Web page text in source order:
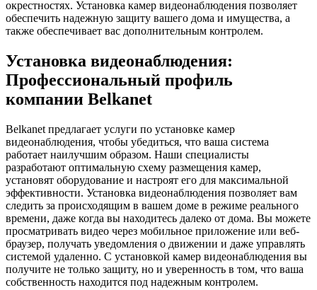
окрестностях. Установка камер видеонаблюдения позволяет
обеспечить надежную защиту вашего дома и имущества, а
также обеспечивает вас дополнительным контролем.
Установка видеонаблюдения:
Профессиональный профиль
компании Belkanet
Belkanet предлагает услуги по установке камер
видеонаблюдения, чтобы убедиться, что ваша система
работает наилучшим образом. Наши специалисты
разработают оптимальную схему размещения камер,
установят оборудование и настроят его для максимальной
эффективности. Установка видеонаблюдения позволяет вам
следить за происходящим в вашем доме в режиме реального
времени, даже когда вы находитесь далеко от дома. Вы можете
просматривать видео через мобильное приложение или веб-
браузер, получать уведомления о движении и даже управлять
системой удаленно. С установкой камер видеонаблюдения вы
получите не только защиту, но и уверенность в том, что ваша
собственность находится под надежным контролем.